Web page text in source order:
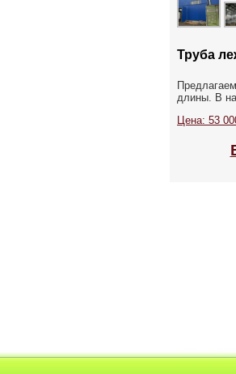
Труба
длины. В
Цена: 53